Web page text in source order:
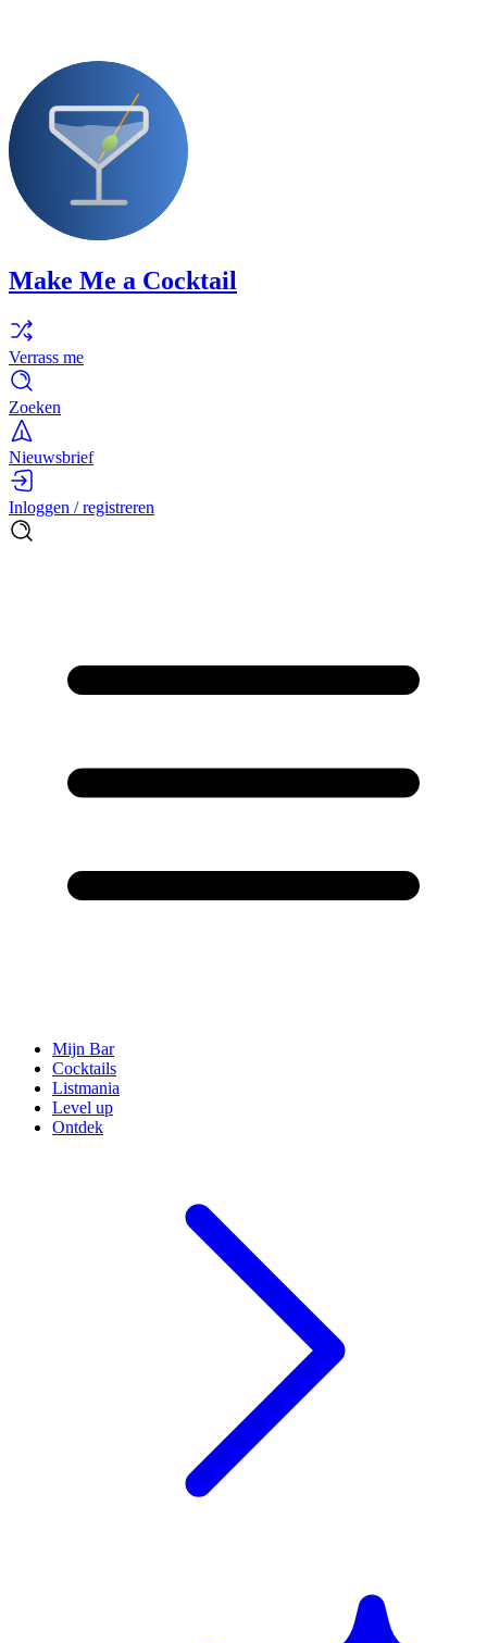
Make Me a Cocktail
Verrass me
Zoeken
Nieuwsbrief
Inloggen / registreren
Mijn Bar
Cocktails
Listmania
Level up
Ontdek